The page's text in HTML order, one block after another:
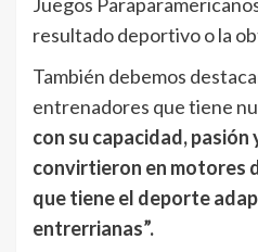
resultado deportivo o la
También debemos
entrenadores que tiene
con su capacidad, pasión
convirtieron en motores
que tiene el deporte
entrerrianas”.